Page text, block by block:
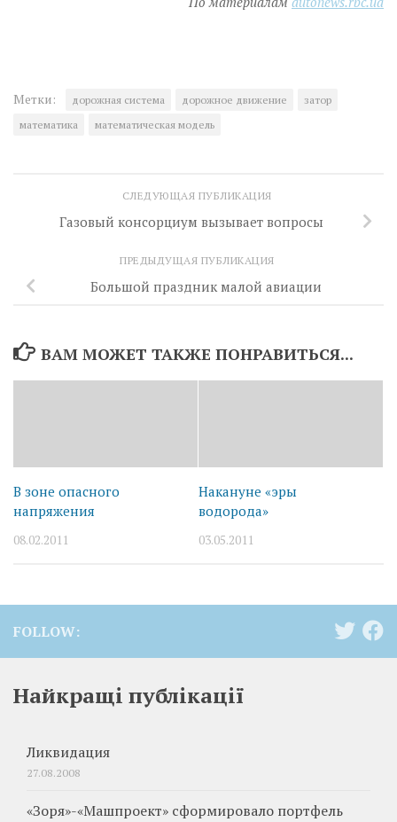
Метки: дорожная система дорожное движение
затор
математика
математическая модель
СЛЕДУЮЩАЯ ПУБЛИКАЦИЯ
Газовый консорциум вызывает вопросы
ПРЕДЫДУЩАЯ ПУБЛИКАЦИЯ
Большой праздник малой авиации
ВАМ МОЖЕТ ТАКЖЕ ПОНРАВИТЬСЯ...
В зоне опасного
напряжения
08.02.2011
Накануне «эры
водорода»
03.05.2011
FOLLOW:
Найкращі публікації
Ликвидация
27.08.2008
«Зоря»-«Машпроект» сформировало портфель